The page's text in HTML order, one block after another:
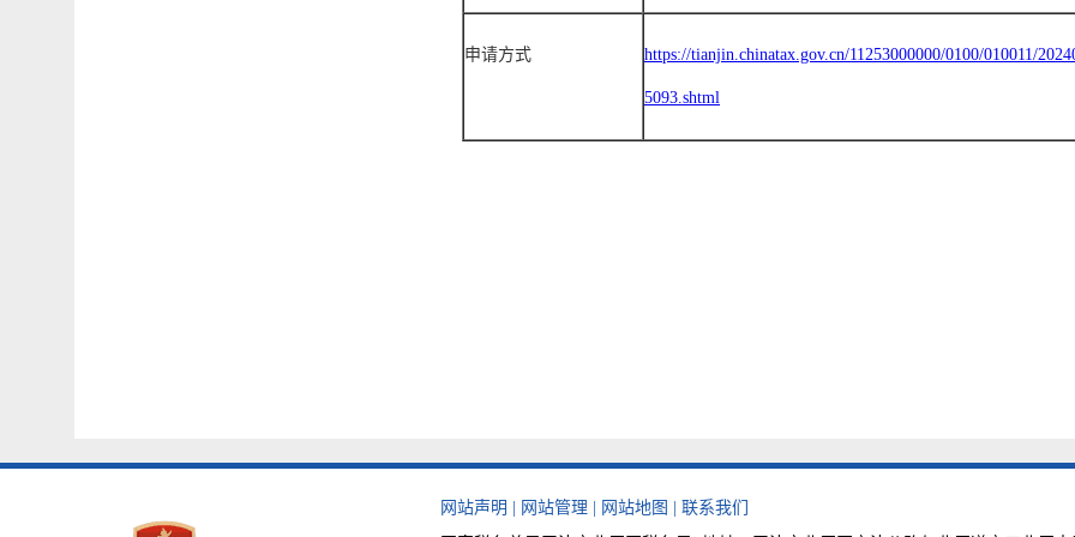
申请方式 https://tianjin.chinatax.gov.cn/11253000000/0100/010011/
5093.shtml
网站声明 网站管理 网站地图
联系我们